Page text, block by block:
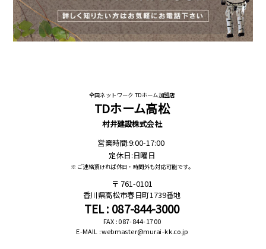
全国ネットワーク TDホーム加盟店
TDホーム高松
村井建設株式会社
営業時間:9:00-17:00
定休日:日曜日
※ ご連絡頂ければ休日・時間外も対応可能です。
761-0101
香川県高松市春日町1739番地
TEL : 087-844-3000
FAX : 087-844-1700
E-MAIL : webmaster@murai-kk.co.jp